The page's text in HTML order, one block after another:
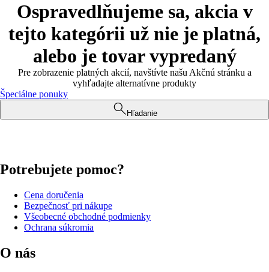
Ospravedlňujeme sa, akcia v
tejto kategórii už nie je platná,
alebo je tovar vypredaný
Pre zobrazenie platných akcií, navštívte našu Akčnú stránku a
vyhľadajte alternatívne produkty
Špeciálne ponuky
Hľadanie
Potrebujete pomoc?
Cena doručenia
Bezpečnosť pri nákupe
Všeobecné obchodné podmienky
Ochrana súkromia
O nás